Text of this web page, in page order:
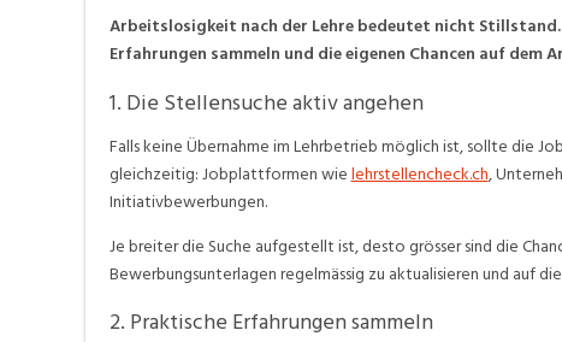
Arbeitslosigkeit nach der Lehre bedeutet nicht
Erfahrungen sammeln und die eigenen Chancen auf dem
1. Die Stellensuche aktiv angehen
Falls keine Übernahme im Lehrbetrieb möglich ist, sollte die
gleichzeitig: Jobplattformen wielehrstellencheck.ch,
Initiativbewerbungen.
Je breiter die Suche aufgestellt ist, desto grösser sind die
Bewerbungsunterlagen regelmässig zu aktualisieren und auf
2. Praktische Erfahrungen sammeln